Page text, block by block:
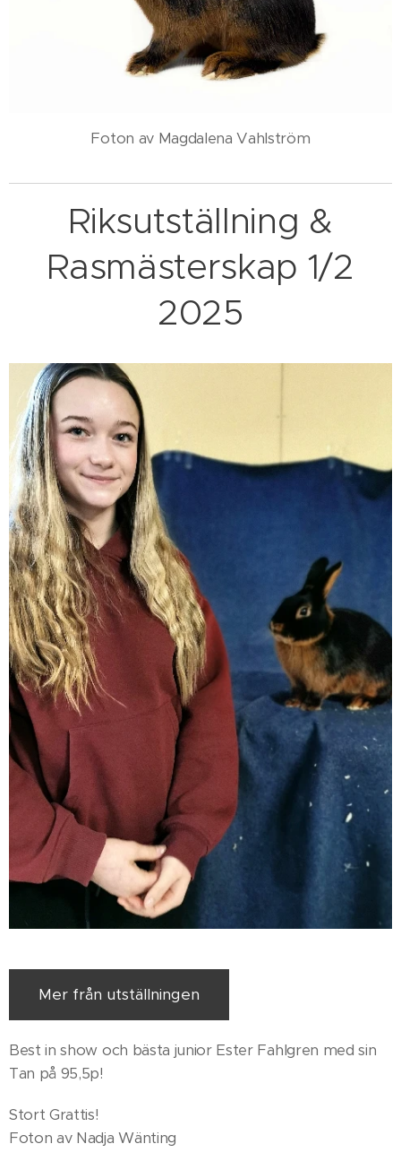
Foton av Magdalena Vahlström
Riksutställning &
Rasmästerskap 1/2
2025
Mer från utställningen
Best in show och bästa junior Ester Fahlgren med sin
Tan på 95,5p!
Stort Grattis!
Foton av Nadja Wänting